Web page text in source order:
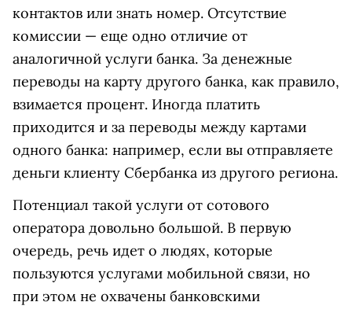
контактов или знать номер. Отсутствие
комиссии — еще одно отличие от
аналогичной услуги банка. За денежные
переводы на карту другого банка, как правило,
взимается процент. Иногда платить
приходится и за переводы между картами
одного банка: например, если вы отправляете
деньги клиенту Сбербанка из другого региона.
Потенциал такой услуги от сотового
оператора довольно большой. В первую
очередь, речь идет о людях, которые
пользуются услугами мобильной связи, но
при этом не охвачены банковскими